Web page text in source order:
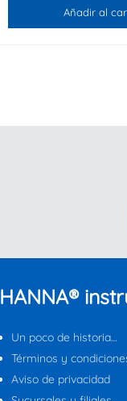
Añadir al
HANNA®
Un poco de historia…
Términos y
Aviso de privacidad